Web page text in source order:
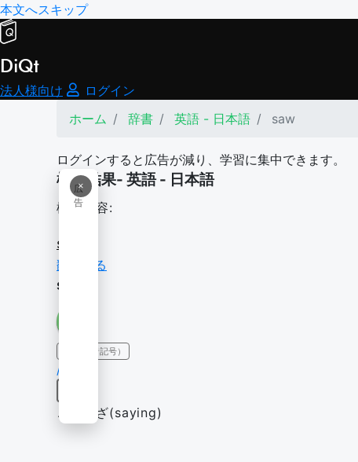
本文へスキップ
DiQt
法人様向け
ログイン
ホーム
辞書 英語 - 日本語 saw
ログインすると広告が減り、学習に集中できます。
×
広
告
検索結果- 英語 - 日本語
検索内容:
saw
翻訳する
saw
IPA（発音記号）
/sɔ/
ことわざ(saying)